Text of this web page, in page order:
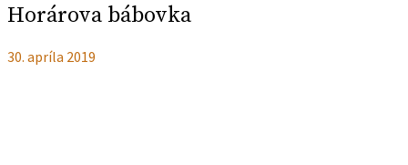
Horárova bábovka
30. apríla 2019